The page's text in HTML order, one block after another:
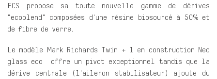
FCS propose sa toute nouvelle gamme de dérives
"ecoblend" composées d'une résine biosourcé à 50% et
de fibre de verre.
Le modèle Mark Richards Twin + 1 en construction Neo
glass eco offre un pivot exceptionnel tandis que la
dérive centrale (l'aileron stabilisateur) ajoute du